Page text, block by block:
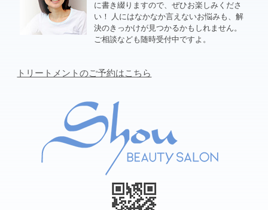
に書き綴りますので、ぜひお楽しみくださ
い！ 人にはなかなか言えないお悩みも、解
決のきっかけが見つかるかもしれません。
ご相談なども随時受付中ですよ。
トリートメントのご予約はこちら